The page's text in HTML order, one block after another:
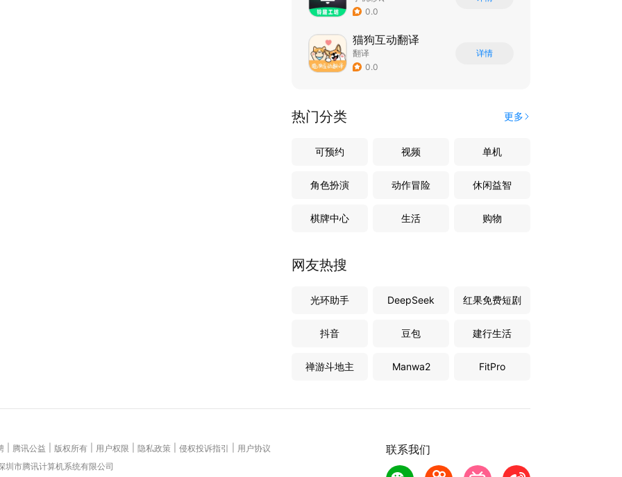
0.0
猫狗互动翻译
翻译
0.0
详情
热门分类 更多
可预约 视频 单机
角色扮演 动作冒险 休闲益智
棋牌中心 生活 购物
网友热搜
光环助手 DeepSeek 红果免费短剧
抖音 豆包 建行生活
禅游斗地主 Manwa2 FitPro
联系我们
腾讯公益 版权所有 用户权限 隐私政策 侵权投诉指引
用户协议
圳市腾讯计算机系统有限公司